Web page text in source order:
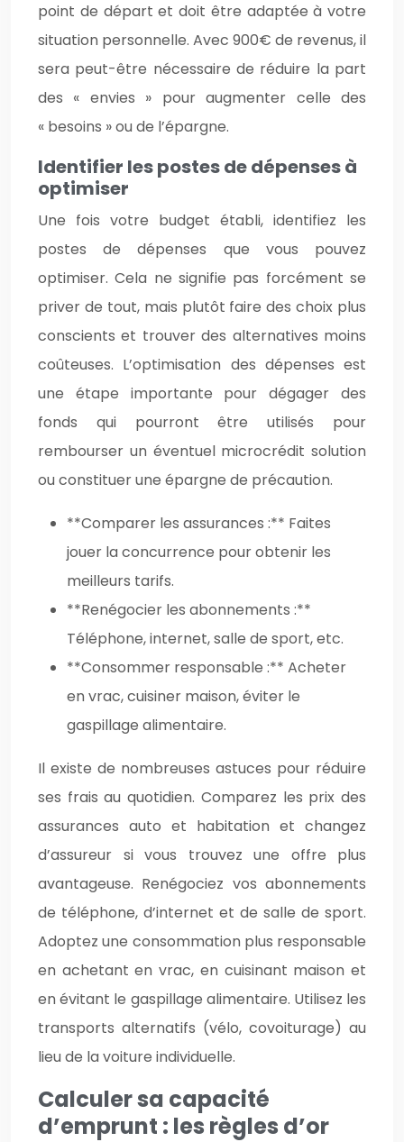
point de départ et doit être adaptée à votre
situation personnelle. Avec 900€ de revenus, il
sera peut-être nécessaire de réduire la part
des « envies » pour augmenter celle des
« besoins » ou de l’épargne.
Identifier les postes de dépenses à
optimiser
Une fois votre budget établi, identifiez les
postes de dépenses que vous pouvez
optimiser. Cela ne signifie pas forcément se
priver de tout, mais plutôt faire des choix plus
conscients et trouver des alternatives moins
coûteuses. L’optimisation des dépenses est
une étape importante pour dégager des
fonds qui pourront être utilisés pour
rembourser un éventuel microcrédit solution
ou constituer une épargne de précaution.
**Comparer les assurances :** Faites
jouer la concurrence pour obtenir les
meilleurs tarifs.
**Renégocier les abonnements :**
Téléphone, internet, salle de sport, etc.
**Consommer responsable :** Acheter
en vrac, cuisiner maison, éviter le
gaspillage alimentaire.
Il existe de nombreuses astuces pour réduire
ses frais au quotidien. Comparez les prix des
assurances auto et habitation et changez
d’assureur si vous trouvez une offre plus
avantageuse. Renégociez vos abonnements
de téléphone, d’internet et de salle de sport.
Adoptez une consommation plus responsable
en achetant en vrac, en cuisinant maison et
en évitant le gaspillage alimentaire. Utilisez les
transports alternatifs (vélo, covoiturage) au
lieu de la voiture individuelle.
Calculer sa capacité
d’emprunt : les règles d’or